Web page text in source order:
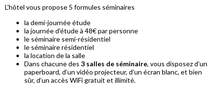
L'hôtel vous propose 5 formules séminaires
la demi-journée étude
la journée d'étude à 48€ par personne
le séminaire semi-résidentiel
le séminaire résidentiel
la location de la salle
Dans chacune des 3 salles de séminaire, vous disposez d’un
paperboard, d’un vidéo projecteur, d’un écran blanc, et bien
sûr, d’un accès WiFi gratuit et illimité.